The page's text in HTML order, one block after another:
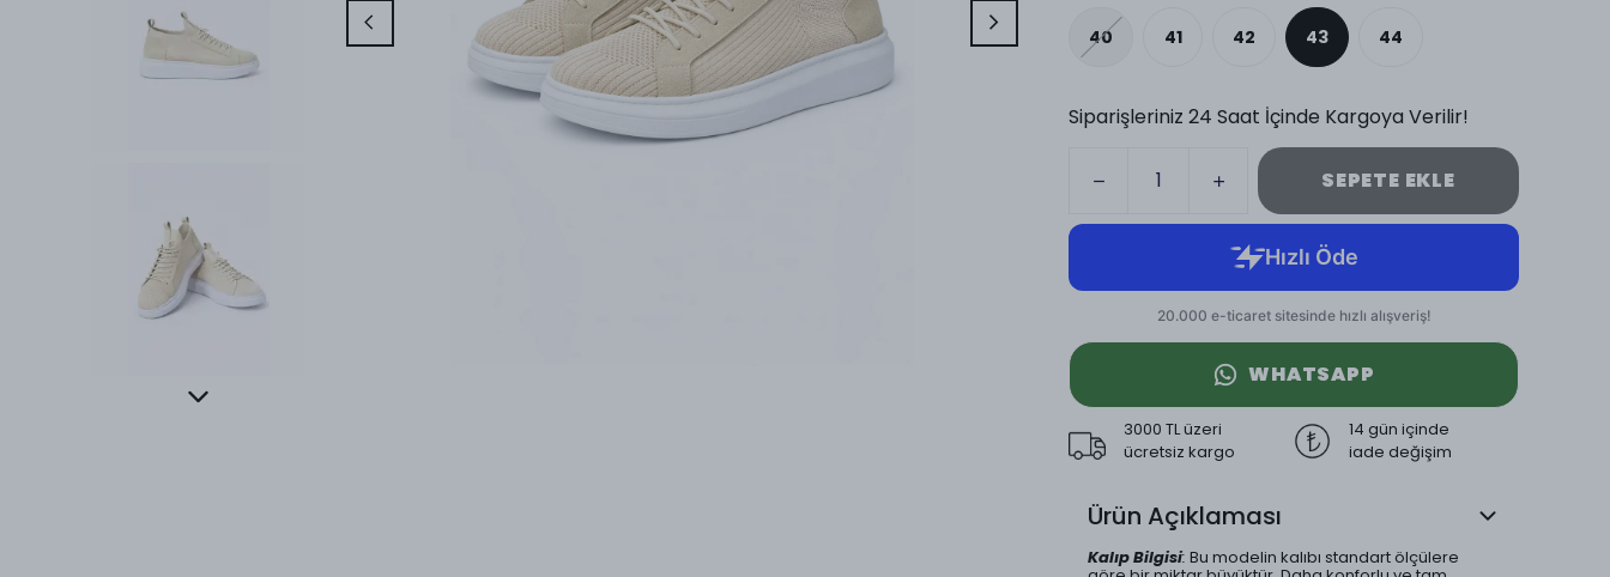
40 41 42 43 44
Siparişleriniz 24 Saat İçinde Kargoya Verilir!
SEPETE EKLE
WHATSAPP
3000 TL üzeri
ücretsiz kargo
14 gün içinde
iade değişim
Ürün Açıklaması
Kalıp Bilgisi: Bu modelin kalıbı standart ölçülere